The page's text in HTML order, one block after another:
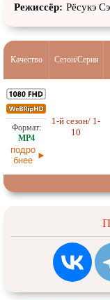
Режиссёр: Рёсукэ
Качество Сезон/Серия
подро
бнее
1-й сезон/ 1-
10